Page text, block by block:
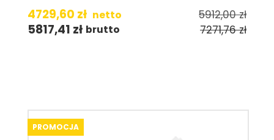
4729,60 zł netto 5912,00zł
5817,41 zł brutto 7271,76zł
PROMOCJA